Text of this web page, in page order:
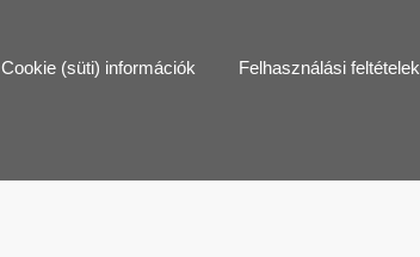
Cookie (süti) információk Felhasználási feltételek